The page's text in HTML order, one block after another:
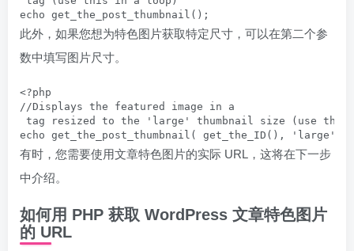
echo get_the_post_thumbnail();
此外，如果您想为特色图片获取特定尺寸，可以在第二个参
数中填写图片尺寸。
<?php
//Displays the featured image in a
tag resized to the 'large' thumbnail size (use
echo get_the_post_thumbnail( get_the_ID(), 'large' );
有时，您需要使用文章特色图片的实际 URL，这将在下一步
中介绍。
如何用 PHP 获取 WordPress 文章特色图片
的 URL